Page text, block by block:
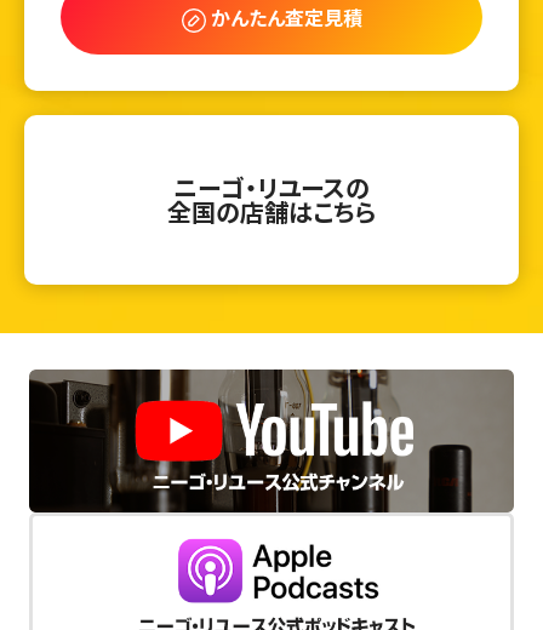
かんたん査定見積
ニーゴ・リユースの
全国の店舗はこちら